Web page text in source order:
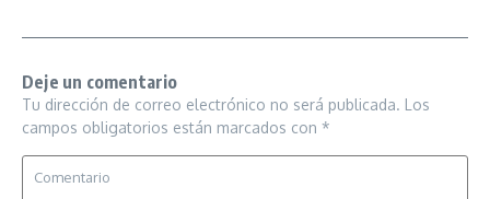
Deje un comentario
Tu dirección de correo electrónico no será publicada. Los
campos obligatorios están marcados con *